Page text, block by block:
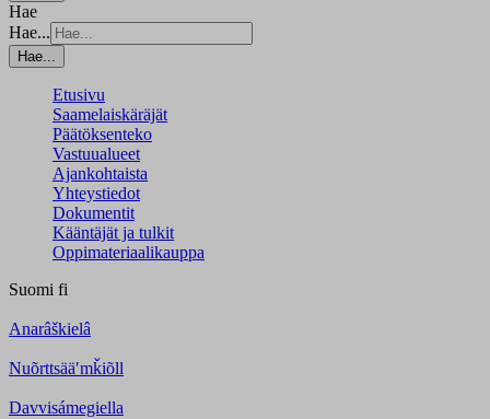
Hae
Hae...
Hae...
Etusivu
Saamelaiskäräjät
Päätöksenteko
Vastuualueet
Ajankohtaista
Yhteystiedot
Dokumentit
Kääntäjät ja tulkit
Oppimateriaalikauppa
Suomi fi
Anarâškielâ
Nuõrttsääʹmǩiõll
Davvisámegiella